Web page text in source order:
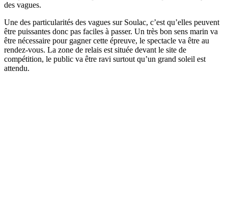
des vagues.
Une des particularités des vagues sur Soulac, c’est qu’elles peuvent
être puissantes donc pas faciles à passer. Un très bon sens marin va
être nécessaire pour gagner cette épreuve, le spectacle va être au
rendez-vous. La zone de relais est située devant le site de
compétition, le public va être ravi surtout qu’un grand soleil est
attendu.